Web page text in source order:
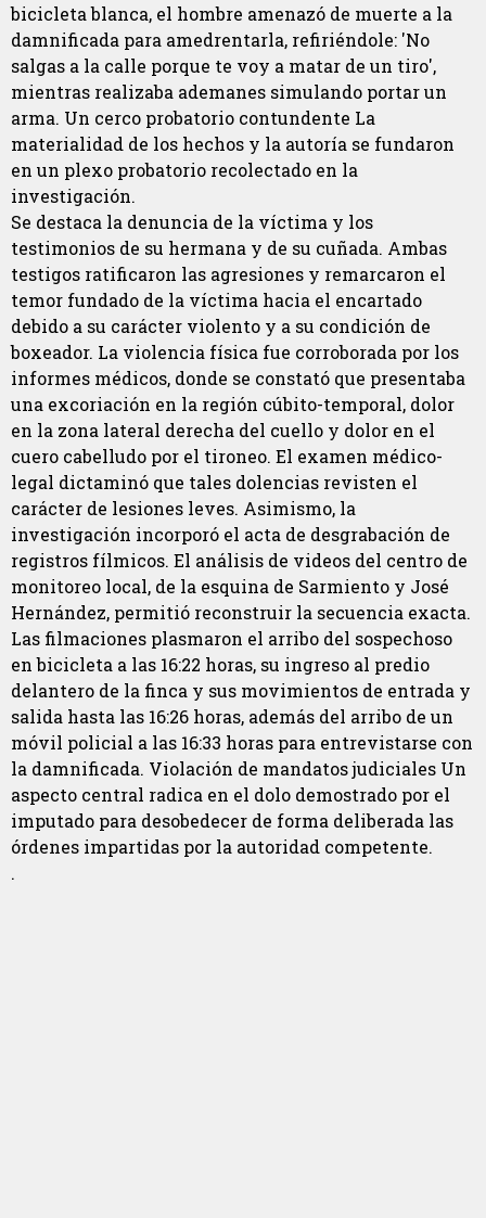
bicicleta blanca, el hombre amenazó de muerte a la
damnificada para amedrentarla, refiriéndole: 'No
salgas a la calle porque te voy a matar de un tiro',
mientras realizaba ademanes simulando portar un
arma. Un cerco probatorio contundente La
materialidad de los hechos y la autoría se fundaron
en un plexo probatorio recolectado en la
investigación.
Se destaca la denuncia de la víctima y los
testimonios de su hermana y de su cuñada. Ambas
testigos ratificaron las agresiones y remarcaron el
temor fundado de la víctima hacia el encartado
debido a su carácter violento y a su condición de
boxeador. La violencia física fue corroborada por los
informes médicos, donde se constató que presentaba
una excoriación en la región cúbito-temporal, dolor
en la zona lateral derecha del cuello y dolor en el
cuero cabelludo por el tironeo. El examen médico-
legal dictaminó que tales dolencias revisten el
carácter de lesiones leves. Asimismo, la
investigación incorporó el acta de desgrabación de
registros fílmicos. El análisis de videos del centro de
monitoreo local, de la esquina de Sarmiento y José
Hernández, permitió reconstruir la secuencia exacta.
Las filmaciones plasmaron el arribo del sospechoso
en bicicleta a las 16:22 horas, su ingreso al predio
delantero de la finca y sus movimientos de entrada y
salida hasta las 16:26 horas, además del arribo de un
móvil policial a las 16:33 horas para entrevistarse con
la damnificada. Violación de mandatos judiciales Un
aspecto central radica en el dolo demostrado por el
imputado para desobedecer de forma deliberada las
órdenes impartidas por la autoridad competente.
.